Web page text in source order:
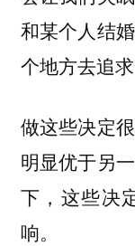
和某个人结
个地方去追
做这些决定
明显优于另
下，这些决
响。